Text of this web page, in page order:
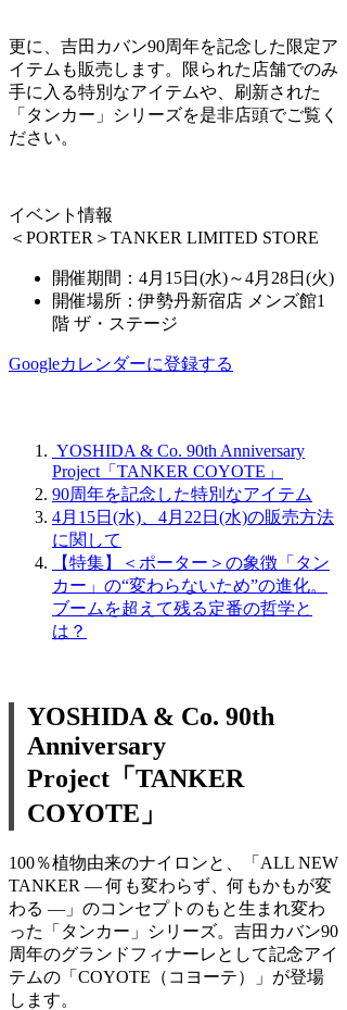
更に、吉田カバン90周年を記念した限定ア
イテムも販売します。限られた店舗でのみ
手に入る特別なアイテムや、刷新された
「タンカー」シリーズを是非店頭でご覧く
ださい。
イベント情報
＜PORTER＞TANKER LIMITED STORE
開催期間：4月15日(水)～4月28日(火)
開催場所：伊勢丹新宿店 メンズ館1
階 ザ・ステージ
Googleカレンダーに登録する
YOSHIDA & Co. 90th Anniversary
Project「TANKER COYOTE」
90周年を記念した特別なアイテム
4月15日(水)、4月22日(水)の販売方法
に関して
【特集】＜ポーター＞の象徴「タン
カー」の“変わらないため”の進化。
ブームを超えて残る定番の哲学と
は？
YOSHIDA & Co. 90th
Anniversary
Project「TANKER
COYOTE」
100％植物由来のナイロンと、「ALL NEW
TANKER ― 何も変わらず、何もかもが変
わる ―」のコンセプトのもと生まれ変わ
った「タンカー」シリーズ。吉田カバン90
周年のグランドフィナーレとして記念アイ
テムの「COYOTE（コヨーテ）」が登場
します。